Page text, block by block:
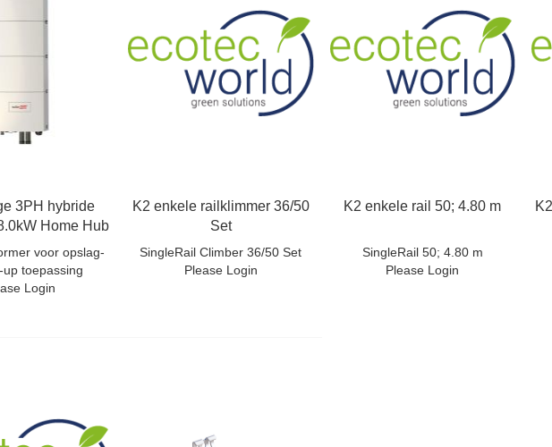
3PH hybride
Home Hub
voor opslag-
up toepassing
Login
K2 enkele railklimmer 36/50
Set
SingleRail Climber 36/50 Set
Please Login
K2 enkele rail 50; 4.80 m
SingleRail 50; 4.80 m
Please Login